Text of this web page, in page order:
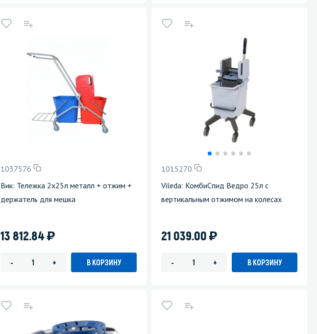
1037576
Вик: Тележка 2х25л металл + отжим +
держатель для мешка
13 812.84)
- + В КОРЗИНУ
1015270
Vileda: КомбиСпид Ведро 25л с
вертикальным отжимом на колесах
21 039.00)
- + В КОРЗИНУ